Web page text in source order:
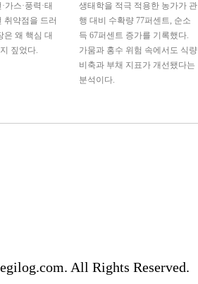
가스·풍력·태
취약점을 드러
은 왜 핵심 대
짚었다.
생태학을 적극 적용한 농가가 관
행 대비 수확량 77퍼센트, 순소
득 67퍼센트 증가를 기록했다.
가뭄과 홍수 위험 속에서도 식량
비축과 부채 지표가 개선됐다는
분석이다.
All Rights Reserved.